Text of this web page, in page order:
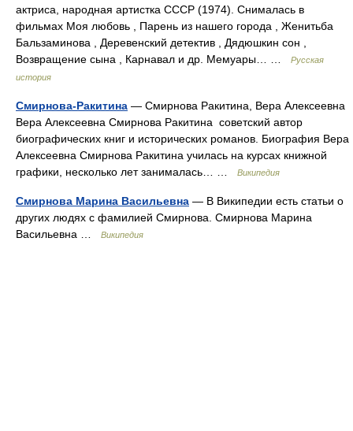
актриса, народная артистка СССР (1974). Снималась в
фильмах Моя любовь , Парень из нашего города , Женитьба
Бальзаминова , Деревенский детектив , Дядюшкин сон ,
Возвращение сына , Карнавал и др. Мемуары… …
Русская
история
Смирнова-Ракитина — Смирнова Ракитина, Вера Алексеевна
Вера Алексеевна Смирнова Ракитина советский автор
биографических книг и исторических романов. Биография Вера
Алексеевна Смирнова Ракитина училась на курсах книжной
графики, несколько лет занималась… …
Википедия
Смирнова Марина Васильевна — В Википедии есть статьи о
других людях с фамилией Смирнова. Смирнова Марина
Васильевна …
Википедия